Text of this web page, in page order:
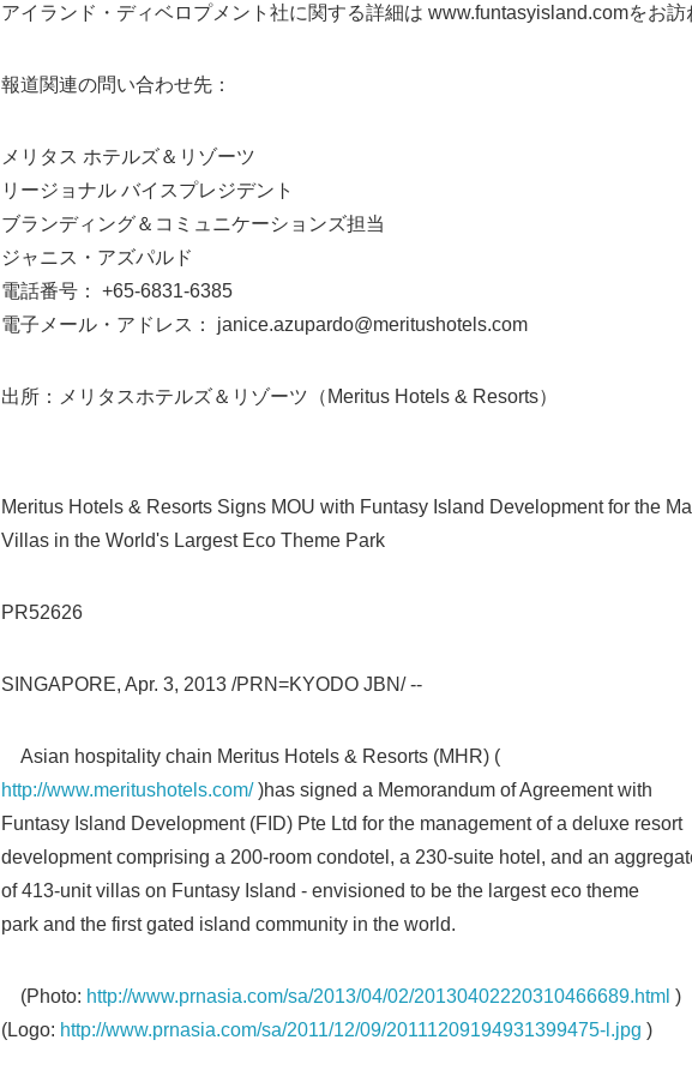
アイランド・ディベロプメント社に関する詳細は www.funtasyisland.comをお訪
報道関連の問い合わせ先：
メリタス ホテルズ＆リゾーツ
リージョナル バイスプレジデント
ブランディング＆コミュニケーションズ担当
ジャニス・アズパルド
電話番号： +65-6831-6385
電子メール・アドレス： janice.azupardo@meritushotels.com
出所：メリタスホテルズ＆リゾーツ（Meritus Hotels & Resorts）
Meritus Hotels & Resorts Signs MOU with Funtasy Island Development for the
Villas in the World's Largest Eco Theme Park
PR52626
SINGAPORE, Apr. 3, 2013 /PRN=KYODO JBN/ --
Asian hospitality chain Meritus Hotels & Resorts (MHR) (
http://www.meritushotels.com/)has signed a Memorandum of Agreement with
Funtasy Island Development (FID) Pte Ltd for the management of a deluxe resort
development comprising a 200-room condotel, a 230-suite hotel, and an
of 413-unit villas on Funtasy Island - envisioned to be the largest eco theme
park and the first gated island community in the world.
(Photo: http://www.prnasia.com/sa/2013/04/02/20130402220310466689.html )
(Logo: http://www.prnasia.com/sa/2011/12/09/20111209194931399475-l.jpg )